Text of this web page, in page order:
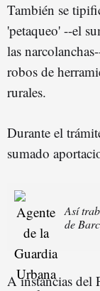
También se
'petaqueo' --el
las
robos de
rurales.
Durante el
sumado
Así
de
A instancias del